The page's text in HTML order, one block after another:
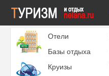
Отели
Базы отдыха
Круизы